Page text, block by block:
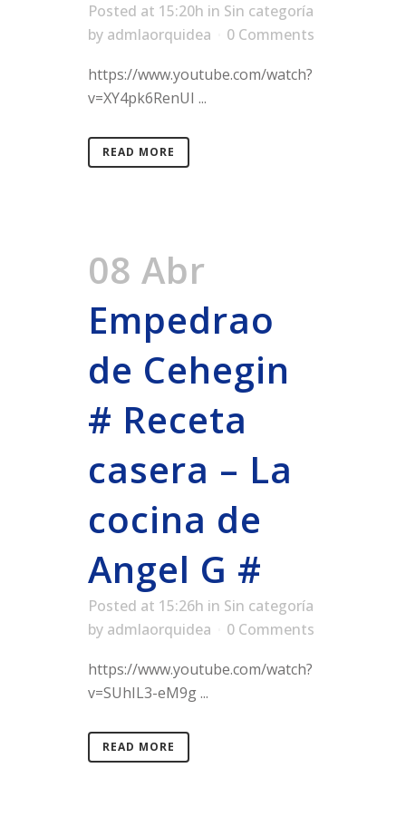
Posted at 15:20h in Sin categoría
by admlaorquidea
0 Comments
https://www.youtube.com/watch?
v=XY4pk6RenUI ...
READ MORE
08 Abr
Empedrao
de Cehegin
# Receta
casera – La
cocina de
Angel G #
Posted at 15:26h in Sin categoría
by admlaorquidea
0 Comments
https://www.youtube.com/watch?
v=SUhIL3-eM9g ...
READ MORE